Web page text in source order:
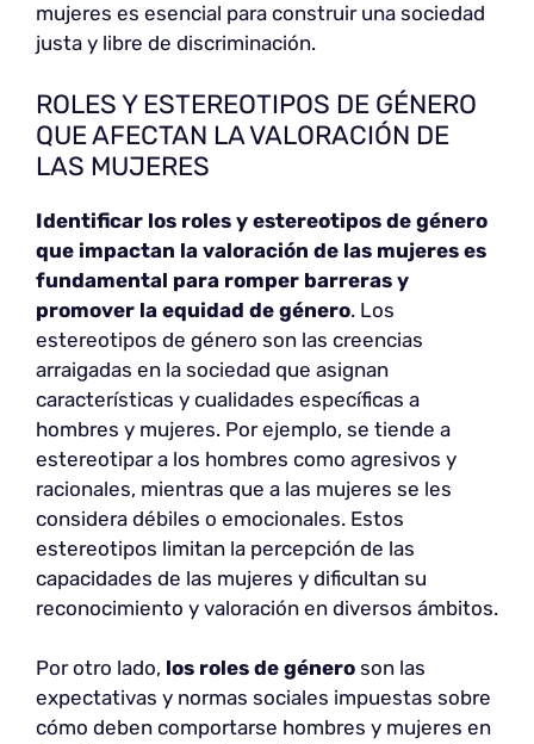
mujeres es esencial para construir una sociedad
justa y libre de discriminación.
ROLES Y ESTEREOTIPOS DE GÉNERO
QUE AFECTAN LA VALORACIÓN DE
LAS MUJERES
Identificar los roles y estereotipos de género
que impactan la valoración de las mujeres es
fundamental para romper barreras y
promover la equidad de género. Los
estereotipos de género son las creencias
arraigadas en la sociedad que asignan
características y cualidades específicas a
hombres y mujeres. Por ejemplo, se tiende a
estereotipar a los hombres como agresivos y
racionales, mientras que a las mujeres se les
considera débiles o emocionales. Estos
estereotipos limitan la percepción de las
capacidades de las mujeres y dificultan su
reconocimiento y valoración en diversos ámbitos.
Por otro lado, los roles de género son las
expectativas y normas sociales impuestas sobre
cómo deben comportarse hombres y mujeres en